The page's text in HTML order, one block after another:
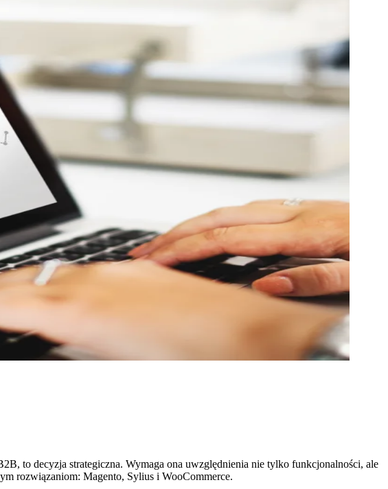
to decyzja strategiczna. Wymaga ona uwzględnienia nie tylko funkcjonalności, ale
rozwiązaniom: Magento, Sylius i WooCommerce.